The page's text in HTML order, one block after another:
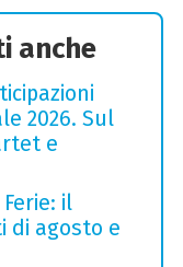
anche
2026. Sul
e
il
di agosto e